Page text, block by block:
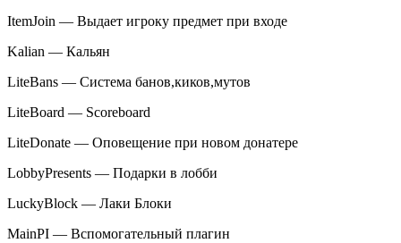
ItemJoin — Выдает игроку предмет при входе
Kalian — Кальян
LiteBans — Система банов,киков,мутов
LiteBoard — Scoreboard
LiteDonate — Оповещение при новом донатере
LobbyPresents — Подарки в лобби
LuckyBlock — Лаки Блоки
MainPI — Вспомогательный плагин